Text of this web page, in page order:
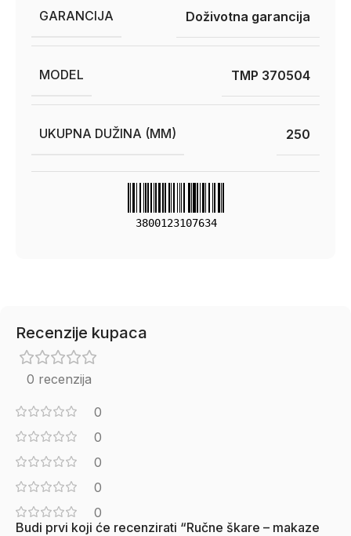
GARANCIJA Doživotna garancija
MODEL TMP 370504
UKUPNA DUŽINA (MM) 250
3800123107634
Recenzije kupaca
0 recenzija
0
0
0
0
0
Budi prvi koji će recenzirati “Ručne škare – makaze